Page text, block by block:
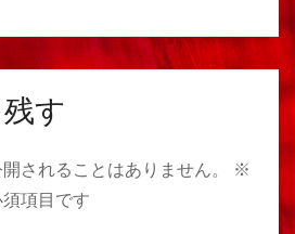
す
されることはありません。
※
項目です